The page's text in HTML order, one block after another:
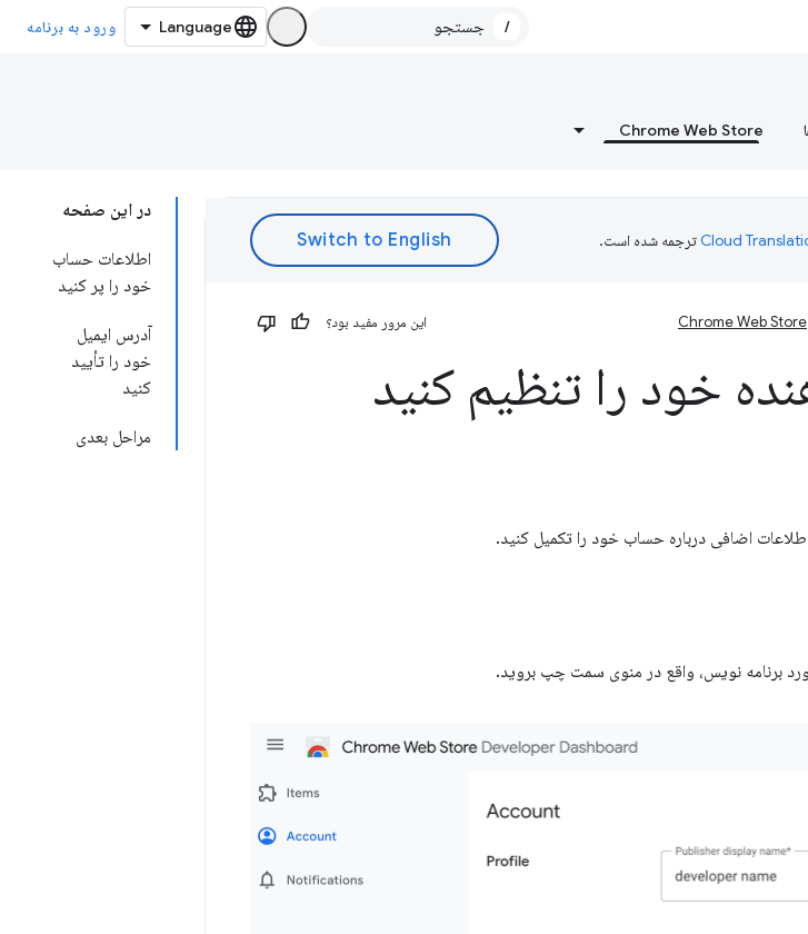
/ ورود به برنامه
Chrome Web Store
در این صفحه
اطلاعات حساب
خود را پر کنید
آدرس ایمیل
خود را تأیید
کنید
مراحل بعدی
ترجمه شده است.
Chrome Web Store این مرور مفید بود؟
خود را تنظیم کنید
اضافی درباره حساب خود را تکمیل کنید.
برنامه نویس، واقع در منوی سمت چپ بروید.